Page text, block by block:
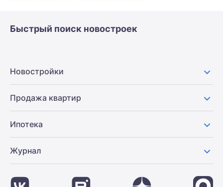
Быстрый поиск новостроек
Новостройки
Продажа квартир
Ипотека
Журнал